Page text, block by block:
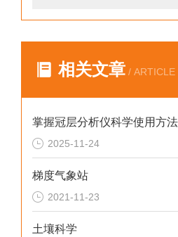
相关文章 / ARTICLE
2025-11-24
梯度气象站
2021-11-23
土壤科学